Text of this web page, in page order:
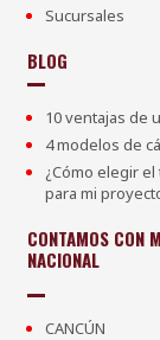
Sucursales
BLOG
10 ventajas de
4 modelos de
¿Cómo elegir
para mi
CONTAMOS CON
NACIONAL
CANCÚN